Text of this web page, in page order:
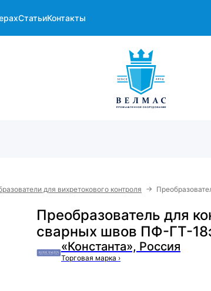
СтатьиКонтакты
для вихретокового контроля →
Преобразователь для
сварных швов ПФ-ГТ-
«Константа», Россия
Торговая марка ›